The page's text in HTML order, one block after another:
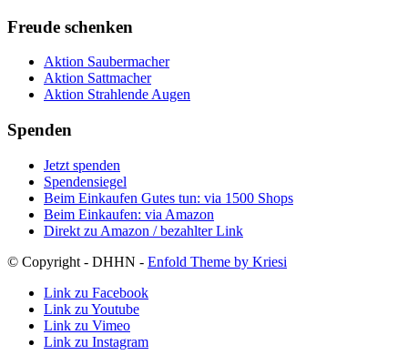
Freude schenken
Aktion Saubermacher
Aktion Sattmacher
Aktion Strahlende Augen
Spenden
Jetzt spenden
Spendensiegel
Beim Einkaufen Gutes tun: via 1500 Shops
Beim Einkaufen: via Amazon
Direkt zu Amazon / bezahlter Link
© Copyright - DHHN - Enfold Theme by Kriesi
Link zu Facebook
Link zu Youtube
Link zu Vimeo
Link zu Instagram